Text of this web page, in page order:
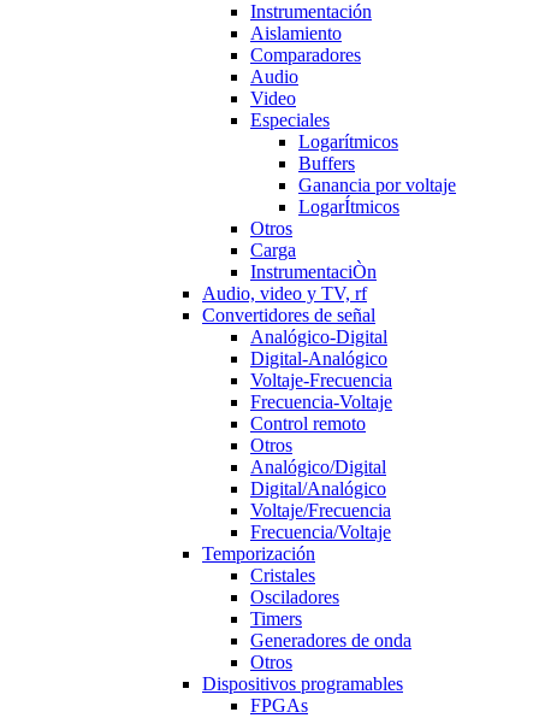
Instrumentación
Aislamiento
Comparadores
Audio
Video
Especiales
Logarítmicos
Buffers
Ganancia por voltaje
LogarÍtmicos
Otros
Carga
InstrumentaciÒn
Audio, video y TV, rf
Convertidores de señal
Analógico-Digital
Digital-Analógico
Voltaje-Frecuencia
Frecuencia-Voltaje
Control remoto
Otros
Analógico/Digital
Digital/Analógico
Voltaje/Frecuencia
Frecuencia/Voltaje
Temporización
Cristales
Osciladores
Timers
Generadores de onda
Otros
Dispositivos programables
FPGAs